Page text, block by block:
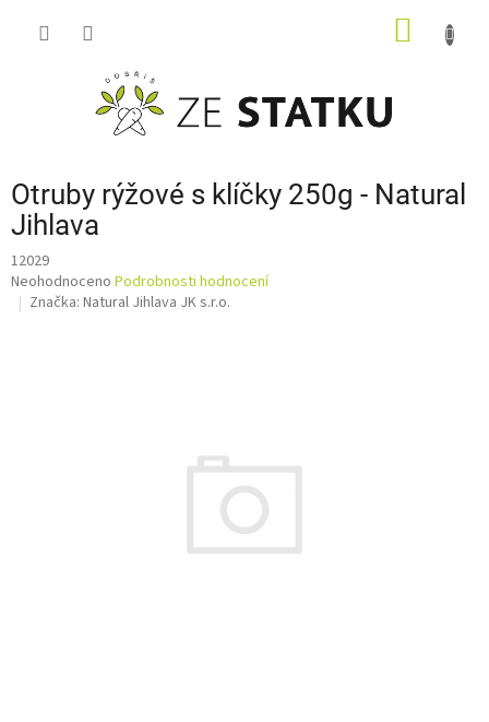
Otruby rýžové s klíčky 250g - Natural
Jihlava
12029
Průměrné
hodnocení
Neohodnoceno Podrobnosti hodnocení
Značka: Natural Jihlava JK s.r.o.